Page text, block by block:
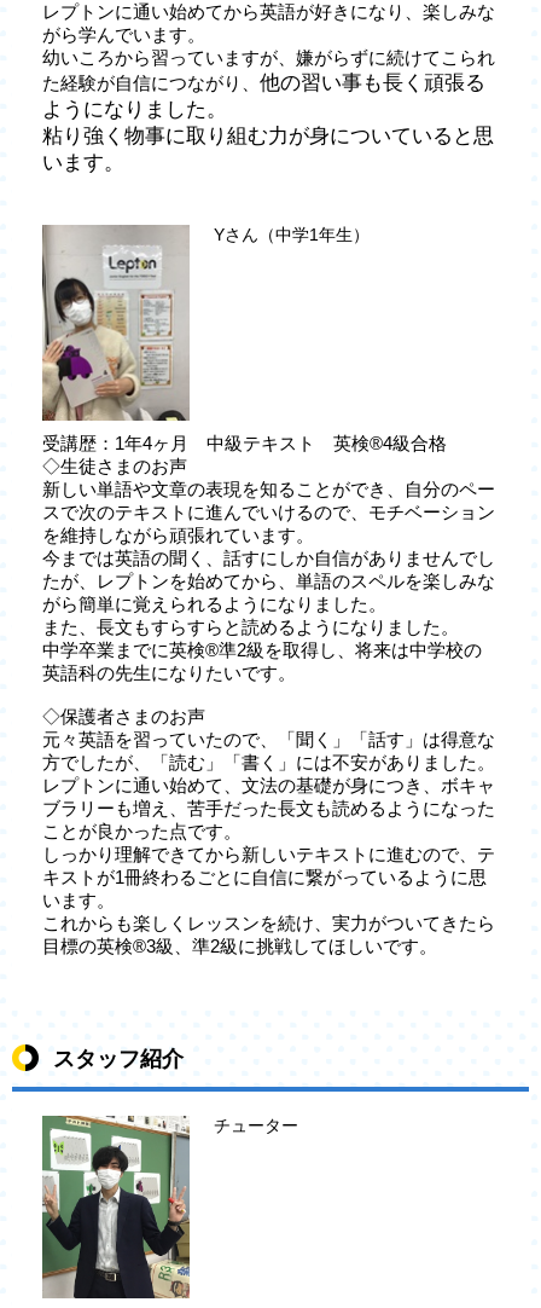
レプトンに通い始めてから英語が好きになり、楽しみな
がら学んでいます。
幼いころから習っていますが、嫌がらずに続けてこられ
た経験が自信につながり、 他の習い事も長く頑張る
ようになりました。
粘り強く物事に取り組む力が身についていると思
います。
Yさん（中学1年生）
受講歴：1年4ヶ月 中級テキスト 英検®4級合格
◇生徒さまのお声
新しい単語や文章の表現を知ることができ、自分のペー
スで次のテキストに進んでいけるので、モチベーション
を維持しながら頑張れています。
今までは英語の聞く、話すにしか自信がありませんでし
たが、レプトンを始めてから、単語のスペルを楽しみな
がら簡単に覚えられるようになりました。
また、長文もすらすらと読めるようになりました。
中学卒業までに英検®準2級を取得し、将来は中学校の
英語科の先生になりたいです。
◇保護者さまのお声
元々英語を習っていたので、「聞く」「話す」は得意な
方でしたが、「読む」「書く」には不安がありました。
レプトンに通い始めて、文法の基礎が身につき、ボキャ
ブラリーも増え、苦手だった長文も読めるようになった
ことが良かった点です。
しっかり理解できてから新しいテキストに進むので、テ
キストが1冊終わるごとに自信に繋がっているように思
います。
これからも楽しくレッスンを続け、実力がついてきたら
目標の英検®3級、準2級に挑戦してほしいです。
スタッフ紹介
チューター